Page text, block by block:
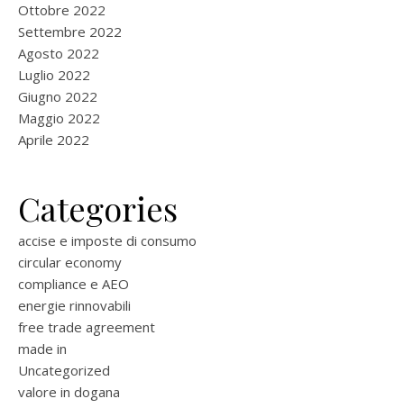
Ottobre 2022
Settembre 2022
Agosto 2022
Luglio 2022
Giugno 2022
Maggio 2022
Aprile 2022
Categories
accise e imposte di consumo
circular economy
compliance e AEO
energie rinnovabili
free trade agreement
made in
Uncategorized
valore in dogana